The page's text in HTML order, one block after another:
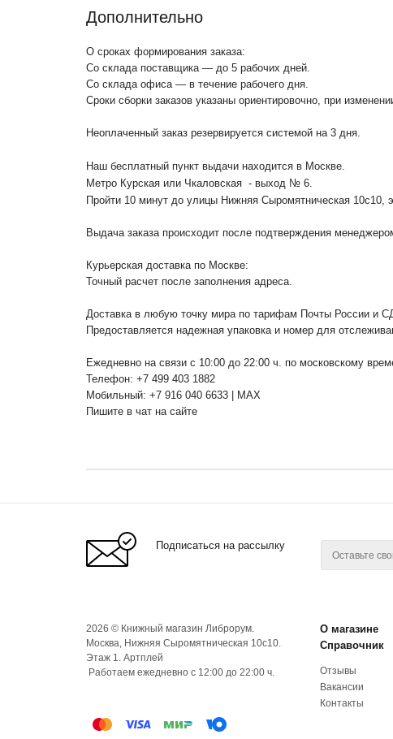
Дополнительно
О сроках формирования заказа:
Со склада поставщика — до 5 рабочих дней.
Со склада офиса — в течение рабочего дня.
Сроки сборки заказов указаны ориентировочно, при
Неоплаченный заказ резервируется системой на 3 дня.
Наш бесплатный пункт выдачи находится в Москве.
Метро Курская или Чкаловская - выход № 6.
Пройти 10 минут до улицы Нижняя Сыромятническая 10с10 ,
Выдача заказа происходит после подтверждения
Курьерская доставка по Москве:
Точный расчет после заполнения адреса.
Доставка в любую точку мира по тарифам Почты России и
Предоставляется надежная упаковка и номер для
Ежедневно на связи с 10:00 до 22:00 ч. по московскому
Телефон: +7 499 403 1882
Мобильный: +7 916 040 6633 | MAX
Пишите в чат на сайте
Подписаться на рассылку
2026 © Книжный магазин Либрорум.
Москва, Нижняя Сыромятническая 10с10.
Этаж 1. Артплей
Работаем ежедневно с 12:00 до 22:00 ч.
О магазине
Справочник
Отзывы
Вакансии
Контакты